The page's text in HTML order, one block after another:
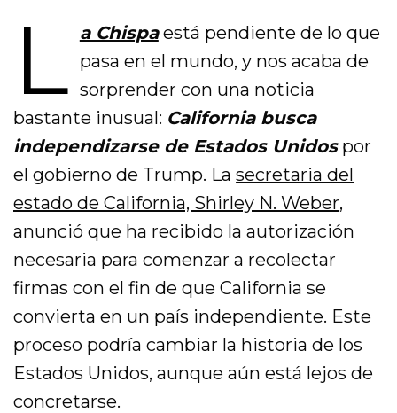
L a Chispaestá pendiente de lo que
pasa en el mundo, y nos acaba de
sorprender con una noticia
bastante inusual: California busca
independizarse de Estados Unidospor
el gobierno de Trump. Lasecretaria del
estado de California, Shirley N. Weber,
anunció que ha recibido la autorización
necesaria para comenzar a recolectar
firmas con el fin de que California se
convierta en un país independiente. Este
proceso podría cambiar la historia de los
Estados Unidos, aunque aún está lejos de
concretarse.